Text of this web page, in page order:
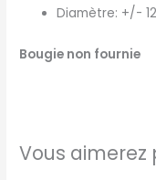
Diamètre: +/-
Bougie non fournie
Vous